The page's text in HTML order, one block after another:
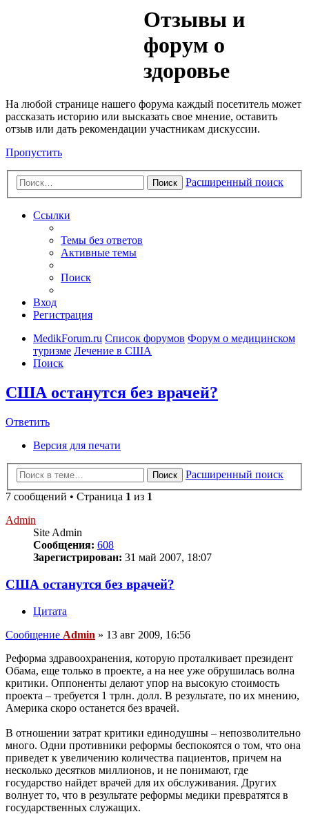
Отзывы и
форум о
здоровье
На любой странице нашего форума каждый посетитель может
рассказать историю или высказать свое мнение, оставить
отзыв или дать рекомендации участникам дискуссии.
Пропустить
Поиск Расширенный поиск
Ссылки
Темы без ответов
Активные темы
Поиск
Вход
Регистрация
MedikForum.ru Список форумов Форум о медицинском
туризме Лечение в США
Поиск
США останутся без врачей?
Ответить
Версия для печати
Поиск
Расширенный поиск
7 сообщений • Страница 1 из 1
Admin
Site Admin
Сообщения: 608
Зарегистрирован: 31 май 2007, 18:07
США останутся без врачей?
Цитата
Сообщение Admin » 13 авг 2009, 16:56
Реформа здравоохранения, которую проталкивает президент
Обама, еще только в проекте, а на нее уже обрушилась волна
критики. Оппоненты делают упор на высокую стоимость
проекта – требуется 1 трлн. долл. В результате, по их мнению,
Америка скоро останется без врачей.
В отношении затрат критики единодушны – непозволительно
много. Одни противники реформы беспокоятся о том, что она
приведет к увеличению количества пациентов, причем на
несколько десятков миллионов, и не понимают, где
государство найдет врачей для их обслуживания. Других
волнует то, что в результате реформы медики превратятся в
государственных служащих.